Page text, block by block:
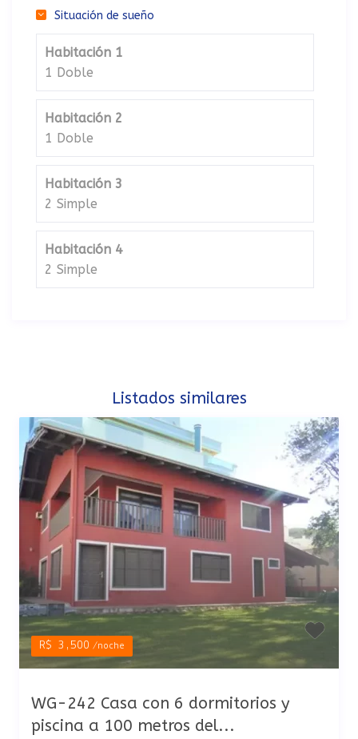
Situación de sueño
Habitación 1
1 Doble
Habitación 2
1 Doble
Habitación 3
2 Simple
Habitación 4
2 Simple
Listados similares
R$ 3,500/noche
WG-242 Casa con 6 dormitorios y
piscina a 100 metros del...